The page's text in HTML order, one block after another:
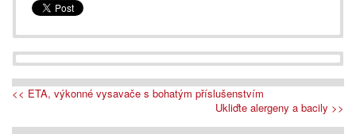
<< ETA, výkonné vysavače s bohatým příslušenstvím
Ukliďte alergeny a bacily >>